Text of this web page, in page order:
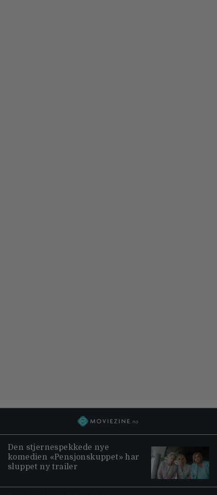
Den stjernespekkede nye
komedien «Pensjonskuppet» har
sluppet ny trailer